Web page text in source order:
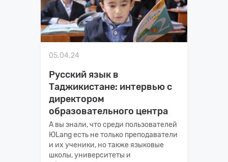
05.04.24
Русский язык в
Таджикистане: интервью с
директором
образовательного центра
А вы знали, что среди пользователей
ЮLang есть не только преподаватели
и их ученики, но также языковые
школы, университеты и